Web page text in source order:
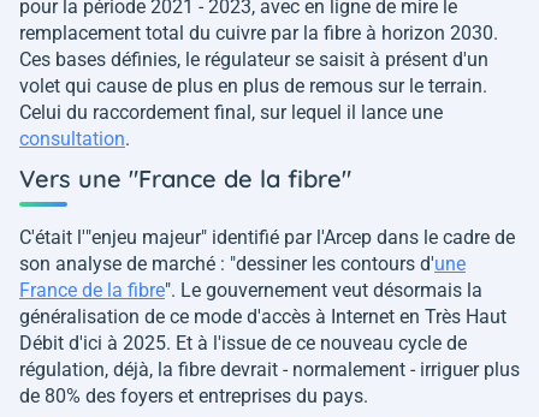
pour la période 2021 - 2023, avec en ligne de mire le
remplacement total du cuivre par la fibre à horizon 2030.
Ces bases définies, le régulateur se saisit à présent d'un
volet qui cause de plus en plus de remous sur le terrain.
Celui du raccordement final, sur lequel il lance une
consultation.
Vers une "France de la fibre"
C'était l'"enjeu majeur" identifié par l'Arcep dans le cadre de
son analyse de marché : "dessiner les contours d'une
France de la fibre". Le gouvernement veut désormais la
généralisation de ce mode d'accès à Internet en Très Haut
Débit d'ici à 2025. Et à l'issue de ce nouveau cycle de
régulation, déjà, la fibre devrait - normalement - irriguer plus
de 80% des foyers et entreprises du pays.